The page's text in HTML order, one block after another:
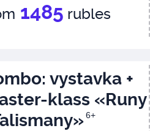
1485 rubles
vystavka +
klass «Runy
6+